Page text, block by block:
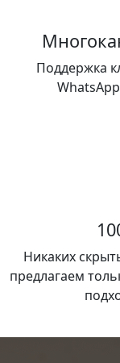
Поддержка
Никаких
предлагаем